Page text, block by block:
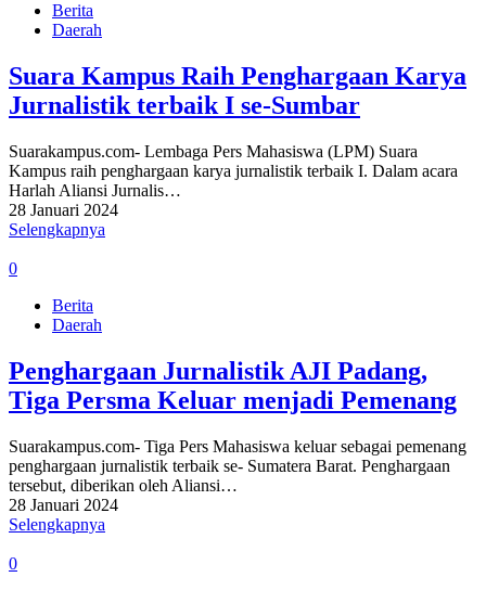
Berita
Daerah
Suara Kampus Raih Penghargaan Karya
Jurnalistik terbaik I se-Sumbar
Suarakampus.com- Lembaga Pers Mahasiswa (LPM) Suara
Kampus raih penghargaan karya jurnalistik terbaik I. Dalam acara
Harlah Aliansi Jurnalis…
28 Januari 2024
Selengkapnya
0
Berita
Daerah
Penghargaan Jurnalistik AJI Padang,
Tiga Persma Keluar menjadi Pemenang
Suarakampus.com- Tiga Pers Mahasiswa keluar sebagai pemenang
penghargaan jurnalistik terbaik se- Sumatera Barat. Penghargaan
tersebut, diberikan oleh Aliansi…
28 Januari 2024
Selengkapnya
0